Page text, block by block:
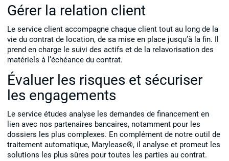
Gérer la relation client
Le service client accompagne chaque client tout au long de la
vie du contrat de location, de sa mise en place jusqu’à la fin. Il
prend en charge le suivi des actifs et de la relavorisation des
matériels à l’échéance du contrat.
Évaluer les risques et sécuriser
les engagements
Le service études analyse les demandes de financement en
lien avec nos partenaires bancaires, notamment pour les
dossiers les plus complexes. En complément de notre outil de
traitement automatique, Marylease®, il analyse et promeut les
solutions les plus sûres pour toutes les parties au contrat.